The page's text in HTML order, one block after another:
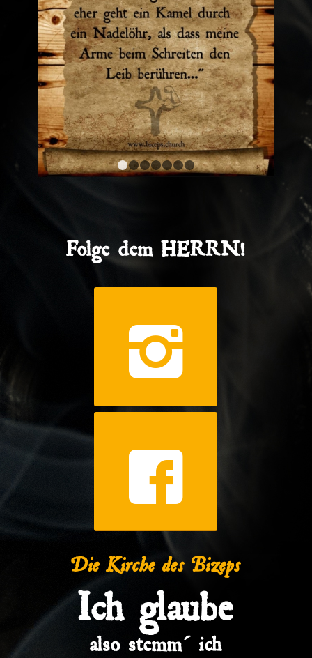
2 3 4 5 6 7
Folge dem HERRN!
Die Kirche des Bizeps
Ich glaube
also stemm´ ich